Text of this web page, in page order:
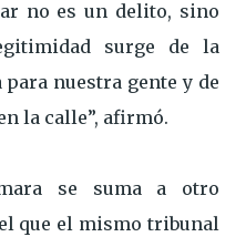
no es un delito, sino
surge de la
nuestra gente y de
la calle”, afirmó.
se suma a otro
que el mismo tribunal